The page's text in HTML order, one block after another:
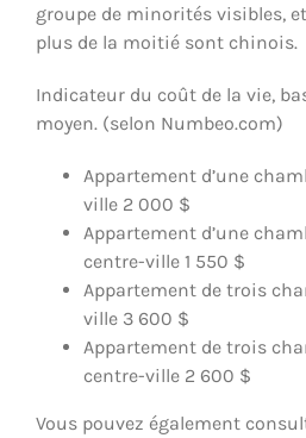
groupe de minorités visibles,
plus de la moitié sont chinois.
Indicateur du coût de la vie,
moyen. (selon Numbeo.com)
Appartement d’une
ville 2 000 $
Appartement d’une
centre-ville 1 550 $
Appartement de trois
ville 3 600 $
Appartement de trois
centre-ville 2 600 $
Vous pouvez également